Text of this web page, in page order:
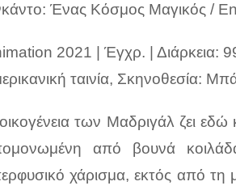
Ένας Κόσμος Μαγικός /
2021 | Έγχρ. | Διάρκεια:
ταινία, Σκηνοθεσία:
των Μαδριγάλ ζει εδώ
από βουνά
χάρισμα, εκτός από τη